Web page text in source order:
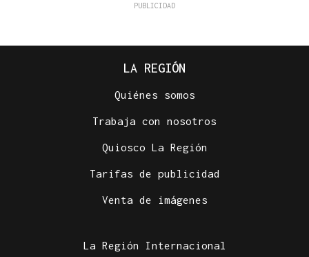
LA REGIÓN
Quiénes somos
Trabaja con nosotros
Quiosco La Región
Tarifas de publicidad
Venta de imágenes
La Región Internacional